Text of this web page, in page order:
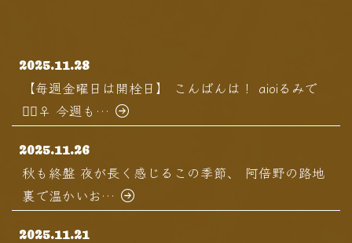
2025.11.28
【毎週金曜日は開栓日】 こんばんは！ aioiるみで
す🏻‍♀️ 今週も…
2025.11.26
秋も終盤 夜が長く感じるこの季節、 阿倍野の路地
裏で温かいお…
2025.11.21